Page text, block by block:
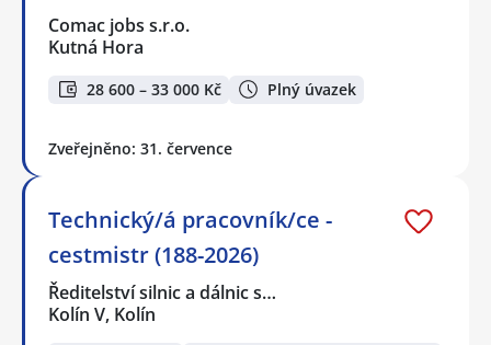
Comac jobs s.r.o.
Kutná Hora
28 600 – 33 000 Kč Plný úvazek
Zveřejněno: 31. července
Technický/á pracovník/ce -
cestmistr (188-2026)
Ředitelství silnic a dálnic s…
Kolín V, Kolín